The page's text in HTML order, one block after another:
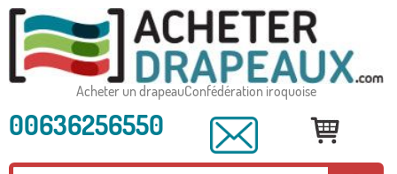
Acheter un drapeauConfédération iroquoise
00636256550